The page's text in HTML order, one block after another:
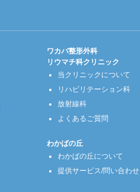
ワカバ整形外科
リウマチ科クリニック
当クリニックについて
リハビリテーション科
放射線科
よくあるご質問
わかばの丘
わかばの丘について
提供サービス/問い合わせ